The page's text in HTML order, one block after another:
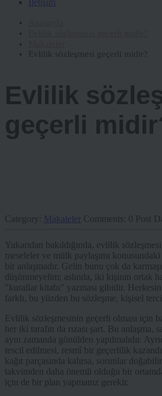
Evlilik sözleşmesi geçerli midir?
Evlilik
geçerli
Category: Makaleler Comments: 0 Post
Yukarıdan bakıldığında, evlilik
meseleler ve mülk paylaşımı
bir anlaşmadır. Gelin bunu çok da
düşünmeyelim; aslında, iki kişinin ortak
"kurallar kitabı" yazması gibidir.
farklı, bu yüzden bu sözleşme, kişisel
Evlilik sözleşmesinin geçerli olması için
her iki tarafın da rızası şart. Bu anlaşma,
aynı zamanda gönülden yapılmalıdır.
tescil edilmesi, resmî bir geçerlilik
kağıt parçasında kalırsa, sorunlar
takvimden daha önemli olduğu bir
için de bir plan yapmanız gerekir.